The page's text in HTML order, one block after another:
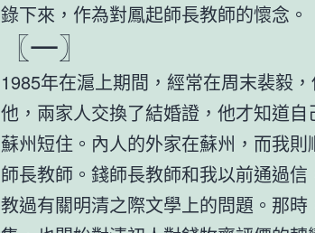
錄下來，作為對鳳起師長教師的懷念。
〖一〗
1985年在滬上期間，經常在周末裴毅
他，兩家人交換了結婚證，他才知道
蘇州短住。內人的外家在蘇州，而我
師長教師。錢師長教師和我以前通過
教過有關明清之際文學上的問題。那時